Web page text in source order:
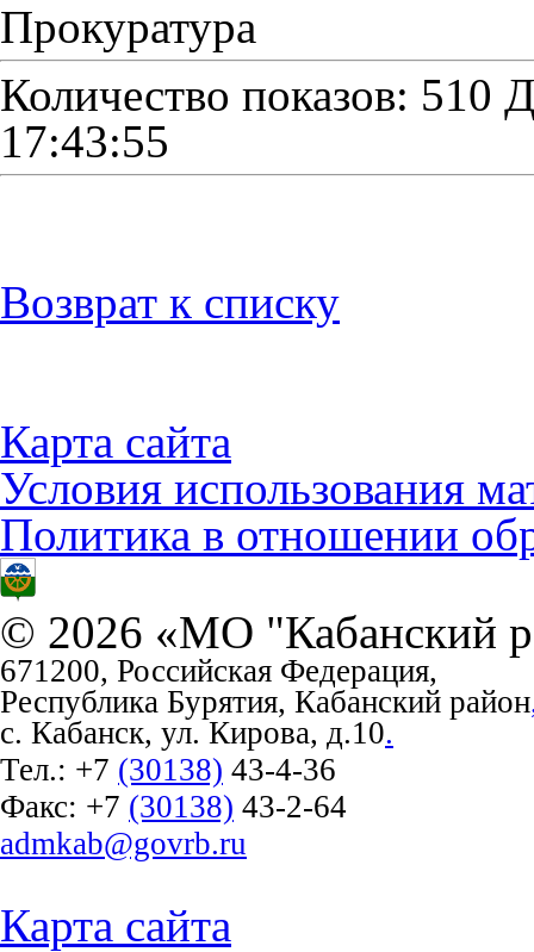
Прокуратура
Количество показов: 510
17:43:55
Возврат к списку
Карта сайта
Условия использования
Политика в отношении
© 2026 «МО "Кабанский
671200, Российская Федерация,
Республика Бурятия, Кабанский район
с. Кабанск, ул. Кирова, д.10.
Тел.: +7 (30138) 43-4-36
Факс: +7 (30138) 43-2-64
admkab@govrb.ru
Карта сайта